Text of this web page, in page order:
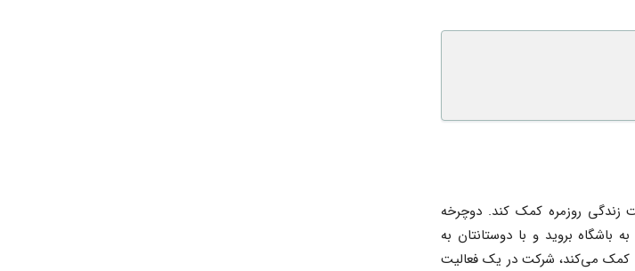
روزمره کمک کند. دوچرخه
بروید و با دوستانتان به
کمک می‌کند، شرکت در یک فعالیت